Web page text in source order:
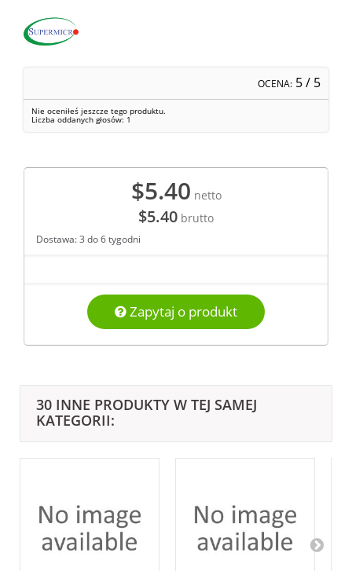
OCENA: 5/ 5
Nie oceniłeś jeszcze tego produktu.
Liczba oddanych głosów: 1
$5.40 netto
$5.40 brutto
Dostawa: 3 do 6 tygodni
Zapytaj o produkt
30 INNE PRODUKTY W TEJ SAMEJ
KATEGORII: